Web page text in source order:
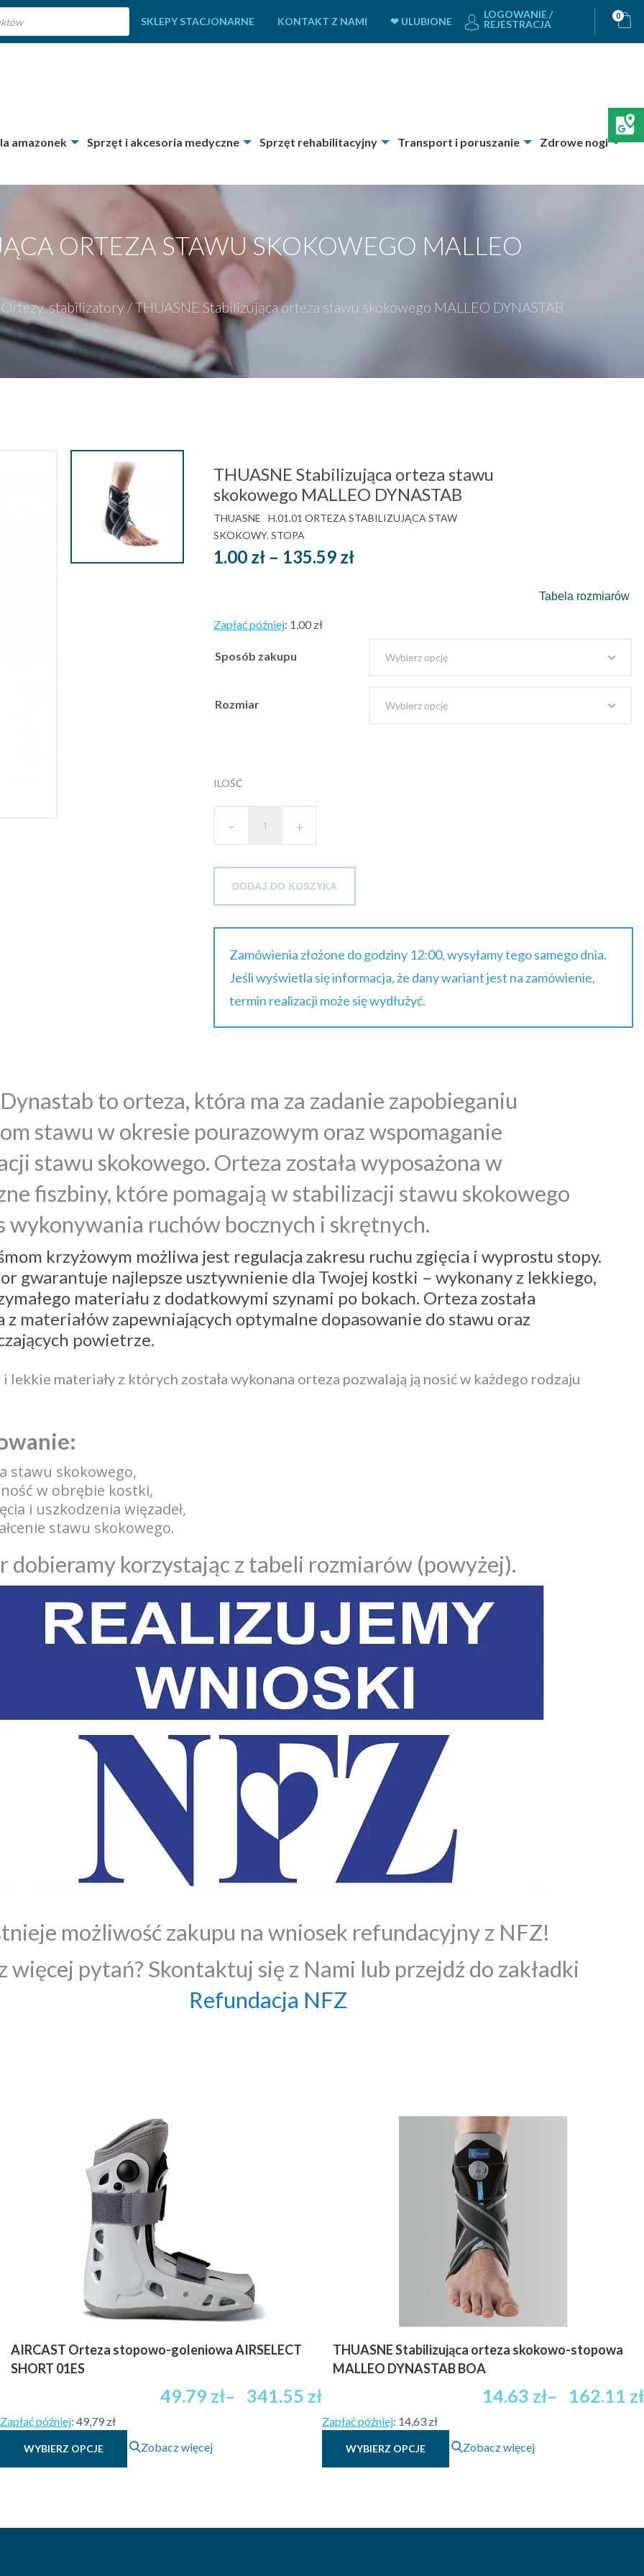
SKLEPY STACJONARNE KONTAKT Z NAMI ❤ ULUBIONE
LOGOWANIE /
REJESTRACJA
0
amazonek Sprzęt i akcesoria medyczne Sprzęt rehabilitacyjny Transport i poruszanie Zdrowe nogi
ORTEZA STAWU SKOKOWEGO MALLEO
Ortezy, stabilizatory/THUASNE Stabilizująca orteza stawu skokowego MALLEO DYNASTAB
THUASNE Stabilizująca orteza stawu
skokowego MALLEO DYNASTAB
THUASNE
H.01.01 ORTEZA STABILIZUJĄCA STAW
SKOKOWY, STOPA
1.00 zł – 135.59 złZakres
brutto
Tabela rozmiarów
Zapłać później: 1,00 zł
Sposób zakupu
Rozmiar
ILOŚĆ
- +
DODAJ DO KOSZYKA
Zamówienia złożone do godziny 12:00, wysyłamy tego samego dnia.
Jeśli wyświetla się informacja, że dany wariant jest na zamówienie,
termin realizacji może się wydłużyć.
to orteza, która ma za zadanie zapobieganiu
stawu w okresie pourazowym oraz wspomaganie
stawu skokowego. Orteza została wyposażona w
fiszbiny, które pomagają w stabilizacji stawu skokowego
wykonywania ruchów bocznych i skrętnych.
krzyżowym możliwa jest regulacja zakresu ruchu zgięcia i wyprostu stopy.
gwarantuje najlepsze usztywnienie dla Twojej kostki – wykonany z lekkiego,
materiału z dodatkowymi szynami po bokach. Orteza została
z materiałów zapewniających optymalne dopasowanie do stawu oraz
powietrze.
lekkie materiały z których została wykonana orteza pozwalają ją nosić w każdego rodzaju
stawu skokowego,
w obrębie kostki,
i uszkodzenia więzadeł,
stawu skokowego.
dobieramy korzystając z tabeli rozmiarów (powyżej).
możliwość zakupu na wniosek refundacyjny z NFZ!
więcej pytań? Skontaktuj się z Nami lub przejdź do zakładki
Refundacja NFZ
zł
AIRCAST Orteza stopowo-goleniowa AIRSELECT
SHORT 01ES
49.79 zł– 341.55 złZakres
cen:
od
49.79 zł
brutto
brutto
Zapłać później: 49,79 zł
WYBIERZ OPCJE
Ten
produkt
Opcje
Zobacz więcej
THUASNE Stabilizująca orteza skokowo-stopowa
MALLEO DYNASTAB BOA
14.63 zł– 162.11 zł
Zapłać później: 14,63 zł
WYBIERZ OPCJE
Ten
produkt
Opcje
Zobacz więcej